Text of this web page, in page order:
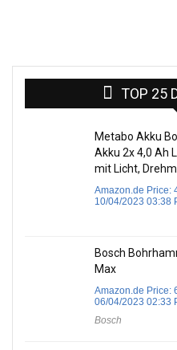
TOP 25
Metabo Akku
Akku 2x 4,0 Ah
mit Licht,
Amazon.de Price:
10/04/2023 03:38
Bosch
Max
Amazon.de Price:
06/04/2023 02:33
Bosch